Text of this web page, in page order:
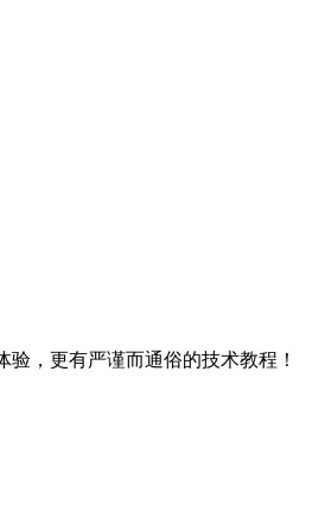
，更有严谨而通俗的技术教程！